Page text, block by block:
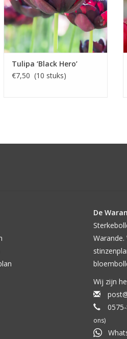
Tulipa ‘Black Hero’
€7,50 (10 stuks)
De
Wij zijn
ons)